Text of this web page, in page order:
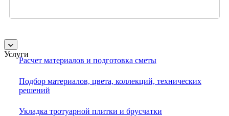
Услуги
Расчет материалов и подготовка сметы
Подбор материалов, цвета, коллекций, технических
решений
Укладка тротуарной плитки и брусчатки